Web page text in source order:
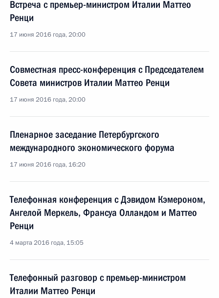
Встреча с премьер-министром Италии Маттео
Ренци
17 июня 2016 года, 20:00
Совместная пресс-конференция с Председателем
Совета министров Италии Маттео Ренци
17 июня 2016 года, 20:00
Пленарное заседание Петербургского
международного экономического форума
17 июня 2016 года, 16:20
Телефонная конференция с Дэвидом Кэмероном,
Ангелой Меркель, Франсуа Олландом и Маттео
Ренци
4 марта 2016 года, 15:05
Телефонный разговор с премьер-министром
Италии Маттео Ренци